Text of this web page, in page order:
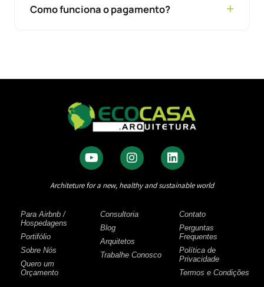
Como funciona o pagamento?
Architeture for a new, healthy and sustainable world
Para Airbnb /
Hospedagens
Portifólio
Sobre Nós
Quero um
Orçamento
Consultoria
Blog
Arquitetos
Trabalhe Conosco
Contato
Perguntas
Frequentes
Política de
Privacidade
Termos e Condições